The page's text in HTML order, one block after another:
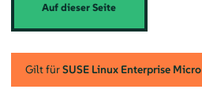
Auf dieser Seite
Gilt fürSUSE Linux Enterprise Micro